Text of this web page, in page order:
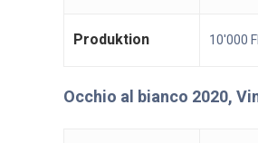
Produktion 10'000
Occhio al bianco 2020,